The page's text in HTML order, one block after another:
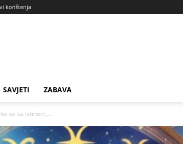
korištenja
SAVJETI ZABAVA
se sa istinom,...